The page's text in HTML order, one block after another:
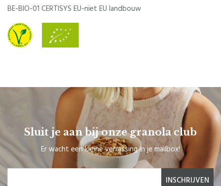
BE-BIO-01 CERTISYS EU-niet EU landbouw
Sluit je aan bij onze granola club
Er wacht een kleine verrassing in je mailbox!
INSCHRIJVEN